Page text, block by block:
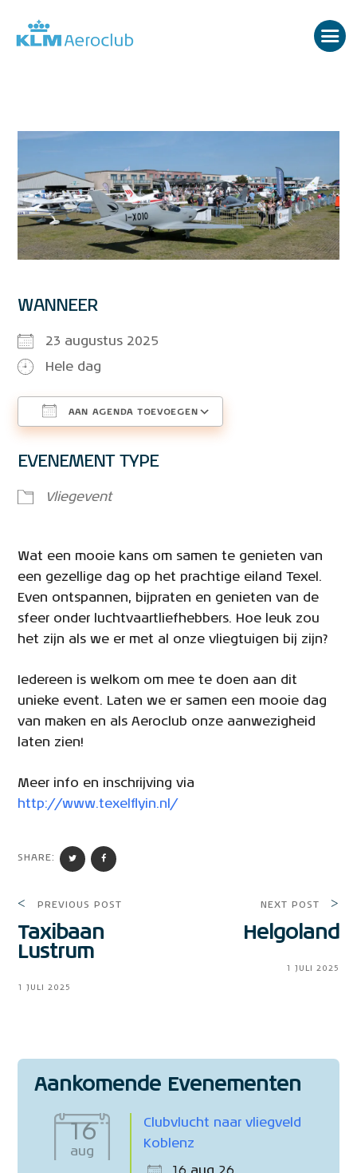
WANNEER
23 augustus 2025
Hele dag
AAN AGENDA TOEVOEGEN
EVENEMENT TYPE
Vliegevent
Wat een mooie kans om samen te genieten van
een gezellige dag op het prachtige eiland Texel.
Even ontspannen, bijpraten en genieten van de
sfeer onder luchtvaartliefhebbers. Hoe leuk zou
het zijn als we er met al onze vliegtuigen bij zijn?
Iedereen is welkom om mee te doen aan dit
unieke event. Laten we er samen een mooie dag
van maken en als Aeroclub onze aanwezigheid
laten zien!
Meer info en inschrijving via
http://www.texelflyin.nl/
SHARE:
PREVIOUS POST
Taxibaan
Lustrum
1 JULI 2025
NEXT POST
Helgoland
1 JULI 2025
Aankomende Evenementen
16
aug
Clubvlucht naar vliegveld
Koblenz